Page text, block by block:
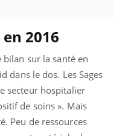
2016
bilan sur la santé en
dans le dos. Les Sages
secteur hospitalier
de soins ». Mais
Peu de ressources